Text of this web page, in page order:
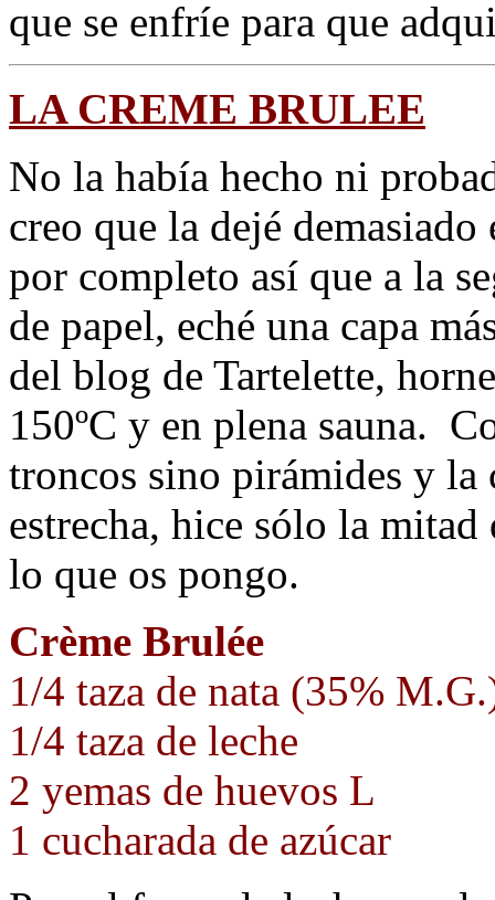
que se enfríe para que
LA CREME BRULEE
No la había hecho ni
creo que la dejé
por completo así que a la
de papel, eché una capa
del blog de Tartelette,
150ºC y en plena sauna.
troncos sino pirámides y la
estrecha, hice sólo la
lo que os pongo.
Crème Brulée
1/4 taza de nata (35%
1/4 taza de leche
2 yemas de huevos L
1 cucharada de azúcar